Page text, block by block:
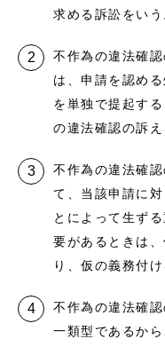
求める訴訟をいう
不作為の違法確
は、申請を認め
を単独で提起す
の違法確認の訴
不作為の違法確
て、当該申請に
とによって生ず
要があるときは
り、仮の義務付
不作為の違法確
一類型であるか